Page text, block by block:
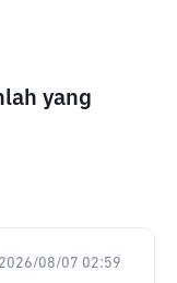
yang
2026/08/07 02:59